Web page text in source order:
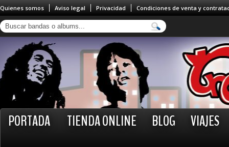
Quienes somos Aviso legal Privacidad Condiciones de venta y
PORTADA TIENDA ONLINE BLOG VIAJES